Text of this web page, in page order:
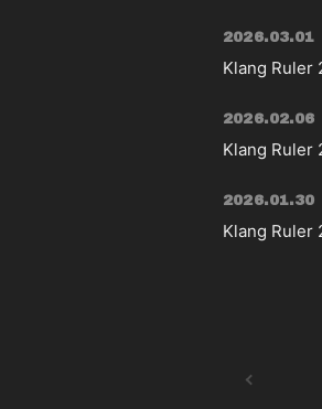
2026.03.01
Klang Ruler
2026.02.06
Klang Ruler
2026.01.30
Klang Ruler